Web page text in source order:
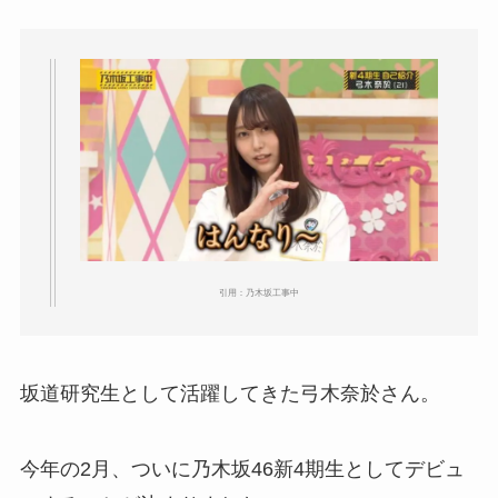
引用：乃木坂工事中
坂道研究生として活躍してきた弓木奈於さん。
今年の2月、ついに乃木坂46新4期生としてデビュ